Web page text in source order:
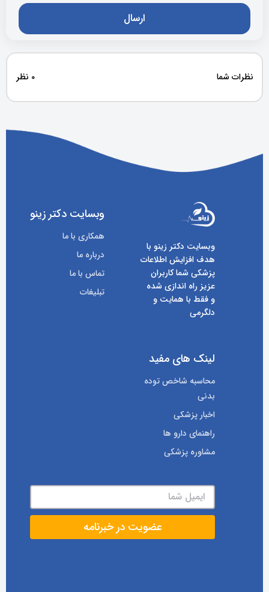
نظرات شما 0 نظر
وبسایت دکتر زینو با
هدف افزایش اطلاعات
پزشکی شما کاربران
عزیز راه اندازی شده
و فقط با همایت و
دلگرمی
وبسایت دکتر زینو
همکاری با ما
درباره ما
تماس با ما
تبلیغات
لینک های مفید
محاسبه شاخص توده
بدنی
اخبار پزشکی
راهنمای دارو ها
مشاوره پزشکی